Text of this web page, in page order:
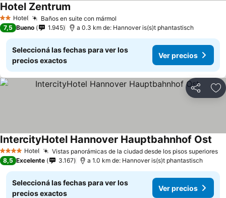
2 Estrellas
Hotel Baños en suite con mármol
Hotel Zentrum
7,5 Bueno 1.945 a 0.3 km de: Hannover is(s)t phantastisch
Seleccioná las fechas para ver los
precios exactos
Ver precios
Compartir
4 EstrellasHotel Vistas panorámicas de la ciudad desde los pisos superiores
IntercityHotel Hannover Hauptbahnhof Ost
8,5 Excelente 3.167 a 1.0 km de: Hannover is(s)t phantastisch
Seleccioná las fechas para ver los
precios exactos
Ver precios